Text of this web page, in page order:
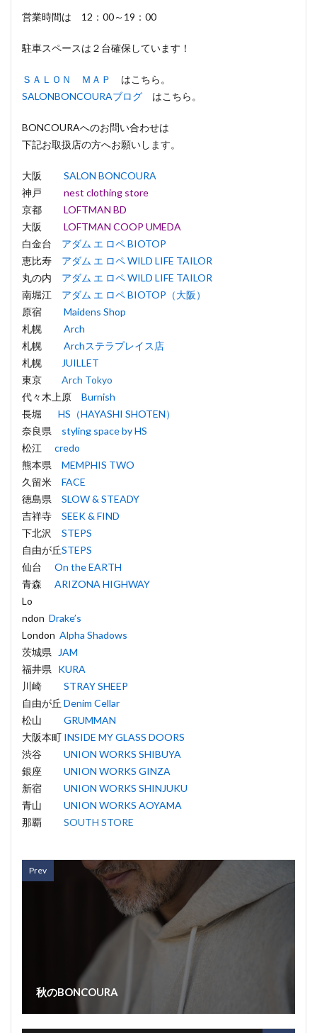
営業時間は 12：00～19：00
駐車スペースは２台確保しています！
ＳＡＬＯＮ ＭＡＰ
はこちら。
SALONBONCOURAブログ はこちら。
BONCOURAへのお問い合わせは
下記お取扱店の方へお願いします。
大阪 SALON BONCOURA
神戸 nest clothing store
京都 LOFTMAN BD
大阪 LOFTMAN COOP UMEDA
白金台 アダム エ ロペ BIOTOP
恵比寿 アダム エ ロペ WILD LIFE TAILOR
丸の内 アダム エ ロペ WILD LIFE TAILOR
南堀江 アダム エ ロペ BIOTOP（大阪）
原宿 Maidens Shop
札幌 Arch
札幌 Archステラプレイス店
札幌
JUILLET
東京 Arch Tokyo
代々木上原 Burnish
長堀 HS（HAYASHI SHOTEN）
奈良県 styling space by HS
松江 credo
熊本県 MEMPHIS TWO
久留米 FACE
徳島県 SLOW & STEADY
吉祥寺 SEEK & FIND
下北沢 STEPS
自由が丘STEPS
仙台 On the EARTH
青森 ARIZONA HIGHWAY
Lo
ndon Drake’s
London Alpha Shadows
茨城県
JAM
福井県 KURA
川崎 STRAY SHEEP
自由が丘 Denim Cellar
松山 GRUMMAN
大阪本町 INSIDE MY GLASS DOORS
渋谷 UNION WORKS SHIBUYA
銀座 UNION WORKS GINZA
新宿 UNION WORKS SHINJUKU
青山 UNION WORKS AOYAMA
那覇 SOUTH STORE
Prev
秋のBONCOURA